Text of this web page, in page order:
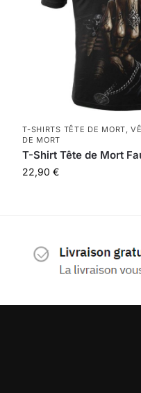
T-SHIRTS TÊTE DE MORT,
DE MORT
T-Shirt Tête de Mort
22,90€